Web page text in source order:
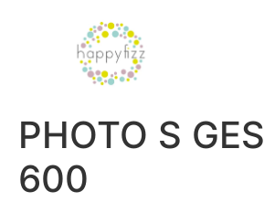
PHOTO S
600